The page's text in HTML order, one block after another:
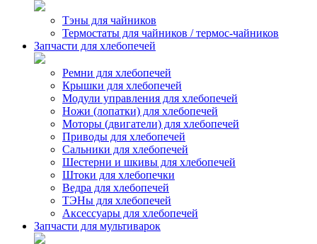
Тэны для чайников
Термостаты для чайников / термос-чайников
Запчасти для хлебопечей
Ремни для хлебопечей
Крышки для хлебопечей
Модули управления для хлебопечей
Ножи (лопатки) для хлебопечей
Моторы (двигатели) для хлебопечей
Приводы для хлебопечей
Сальники для хлебопечей
Шестерни и шкивы для хлебопечей
Штоки для хлебопечки
Ведра для хлебопечей
ТЭНы для хлебопечей
Аксессуары для хлебопечей
Запчасти для мультиварок